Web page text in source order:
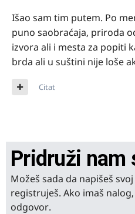
Išao sam tim putem. Po
puno saobraćaja, priroda
izvora ali i mesta za popiti
brda ali u suštini nije loše
Citat
Pridruži nam
Možeš sada da napišeš
registruješ. Ako imaš nalog,
odgovor.